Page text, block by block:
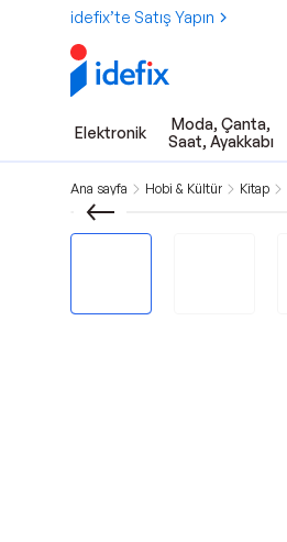
idefix’te Satış Yapın
Elektronik
Moda, Çanta,
Saat, Ayakkabı
Ana sayfa Hobi & Kültür Kitap